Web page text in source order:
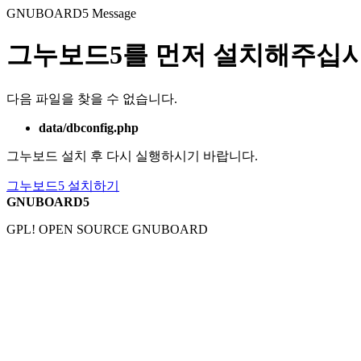
GNUBOARD5 Message
그누보드5를 먼저 설치해주십
다음 파일을 찾을 수 없습니다.
data/dbconfig.php
그누보드 설치 후 다시 실행하시기 바랍니다.
그누보드5 설치하기
GNUBOARD5
GPL! OPEN SOURCE GNUBOARD